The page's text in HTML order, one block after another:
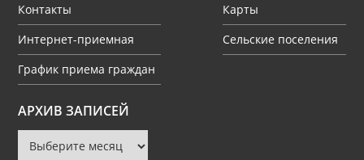
Контакты
Интернет-приемная
График приема граждан
Карты
Сельские поселения
АРХИВ ЗАПИСЕЙ
Архив
записей